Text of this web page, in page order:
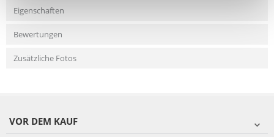
Eigenschaften
Bewertungen
Zusätzliche Fotos
VOR DEM KAUF